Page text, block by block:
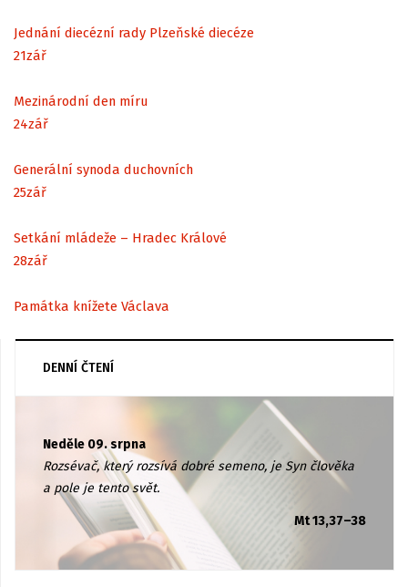
Jednání diecézní rady Plzeňské diecéze
21zář
Mezinárodní den míru
24zář
Generální synoda duchovních
25zář
Setkání mládeže – Hradec Králové
28zář
Památka knížete Václava
DENNÍ ČTENÍ
Neděle 09. srpna
Rozsévač, který rozsívá dobré semeno, je Syn člověka
a pole je tento svět.
Mt 13,37–38